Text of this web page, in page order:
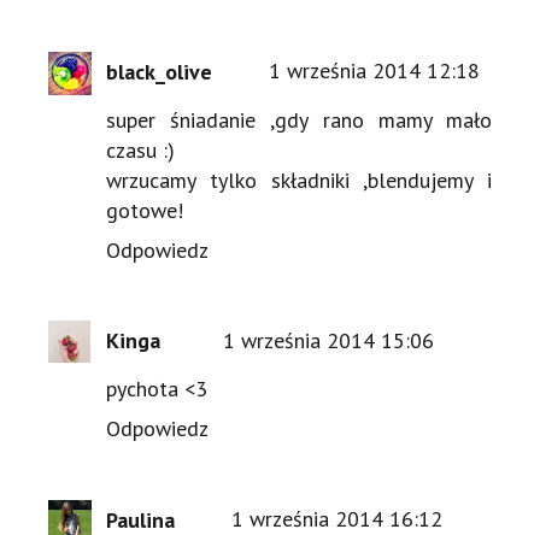
black_olive
1 września 2014 12:18
super śniadanie ,gdy rano mamy mało
czasu :)
wrzucamy tylko składniki ,blendujemy i
gotowe!
Odpowiedz
Kinga
1 września 2014 15:06
pychota <3
Odpowiedz
Paulina
1 września 2014 16:12